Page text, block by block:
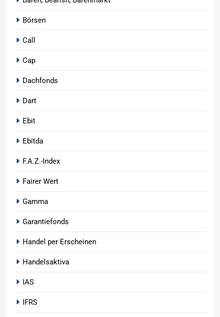
Börsen
Call
Cap
Dachfonds
Dart
Ebit
Ebitda
F.A.Z.-Index
Fairer Wert
Gamma
Garantiefonds
Handel per Erscheinen
Handelsaktiva
IAS
IFRS